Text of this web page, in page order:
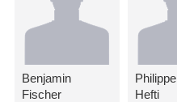
Benjamin
Fischer
Philippe
Hefti